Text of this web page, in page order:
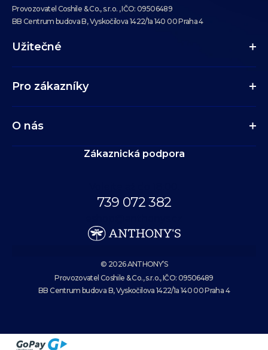
Provozovatel Coshile & Co., s.r.o. , IČO: 09506489
BB Centrum budova B, Vyskočilova 1422/1a 140 00 Praha 4
Užitečné
Pro zákazníky
O nás
Zákaznická podpora
739 072 382
© 2026 ANTHONY’S
Provozovatel Coshile & Co., s.r.o., IČO: 09506489
BB Centrum budova B, Vyskočilova 1422/1a 140 00 Praha 4